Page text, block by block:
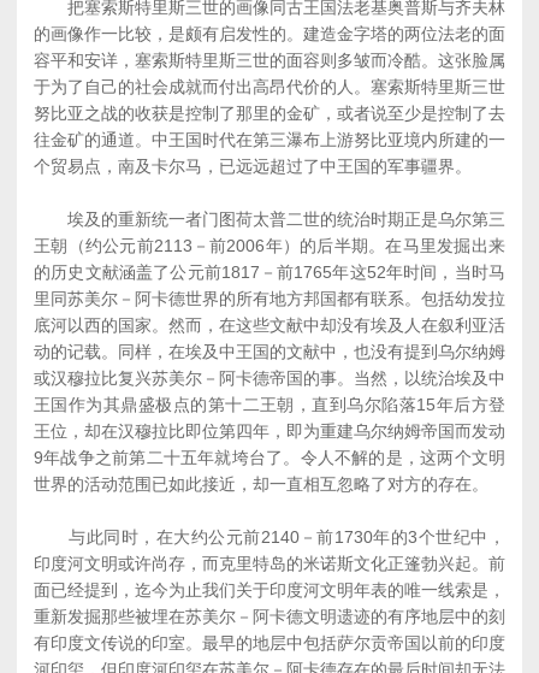
把塞索斯特里斯三世的画像同古王国法老基奥普斯与齐夫林
的画像作一比较，是颇有启发性的。建造金字塔的两位法老的面
容平和安详，塞索斯特里斯三世的面容则多皱而冷酷。这张脸属
于为了自己的社会成就而付出高昂代价的人。塞索斯特里斯三世
努比亚之战的收获是控制了那里的金矿，或者说至少是控制了去
往金矿的通道。中王国时代在第三瀑布上游努比亚境内所建的一
个贸易点，南及卡尔马，已远远超过了中王国的军事疆界。
埃及的重新统一者门图荷太普二世的统治时期正是乌尔第三
王朝（约公元前2113－前2006年）的后半期。在马里发掘出来
的历史文献涵盖了公元前1817－前1765年这52年时间，当时马
里同苏美尔－阿卡德世界的所有地方邦国都有联系。包括幼发拉
底河以西的国家。然而，在这些文献中却没有埃及人在叙利亚活
动的记载。同样，在埃及中王国的文献中，也没有提到乌尔纳姆
或汉穆拉比复兴苏美尔－阿卡德帝国的事。当然，以统治埃及中
王国作为其鼎盛极点的第十二王朝，直到乌尔陷落15年后方登
王位，却在汉穆拉比即位第四年，即为重建乌尔纳姆帝国而发动
9年战争之前第二十五年就垮台了。令人不解的是，这两个文明
世界的活动范围已如此接近，却一直相互忽略了对方的存在。
与此同时，在大约公元前2140－前1730年的3个世纪中，
印度河文明或许尚存，而克里特岛的米诺斯文化正篷勃兴起。前
面已经提到，迄今为止我们关于印度河文明年表的唯一线索是，
重新发掘那些被埋在苏美尔－阿卡德文明遗迹的有序地层中的刻
有印度文传说的印室。最早的地层中包括萨尔贡帝国以前的印度